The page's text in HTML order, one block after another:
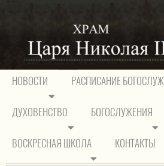
НОВОСТИ РАСПИСАНИЕ
ДУХОВЕНСТВО БОГОСЛУЖЕНИЯ
ВОСКРЕСНАЯ ШКОЛА КОНТАКТЫ
Храм Святыни нашего
СВЯТЫНИ НАШЕГО ХРАМА